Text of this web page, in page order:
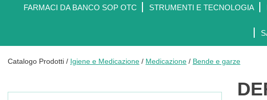
FARMACI DA BANCO SOP OTC STRUMENTI E TECNOLOGIA
Catalogo Prodotti / Igiene e Medicazione / Medicazione / Bende e garze